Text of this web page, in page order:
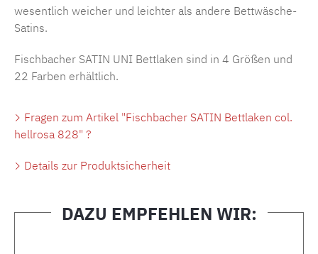
wesentlich weicher und leichter als andere Bettwäsche-
Satins.
Fischbacher SATIN UNI Bettlaken sind in 4 Größen und
22 Farben erhältlich.
Fragen zum Artikel "Fischbacher SATIN Bettlaken col.
hellrosa 828" ?
Details zur Produktsicherheit
DAZU EMPFEHLEN WIR: